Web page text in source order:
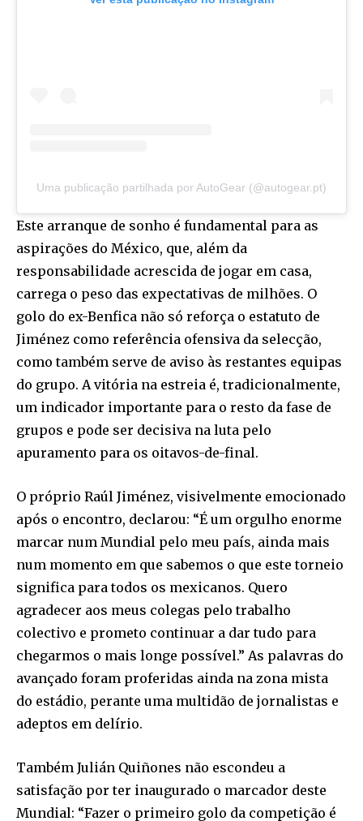
Uma publicação partilhada por AutoGear (@autogear.pt)
Este arranque de sonho é fundamental para as
aspirações do México, que, além da
responsabilidade acrescida de jogar em casa,
carrega o peso das expectativas de milhões. O
golo do ex-Benfica não só reforça o estatuto de
Jiménez como referência ofensiva da selecção,
como também serve de aviso às restantes equipas
do grupo. A vitória na estreia é, tradicionalmente,
um indicador importante para o resto da fase de
grupos e pode ser decisiva na luta pelo
apuramento para os oitavos-de-final.
O próprio Raúl Jiménez, visivelmente emocionado
após o encontro, declarou: “É um orgulho enorme
marcar num Mundial pelo meu país, ainda mais
num momento em que sabemos o que este torneio
significa para todos os mexicanos. Quero
agradecer aos meus colegas pelo trabalho
colectivo e prometo continuar a dar tudo para
chegarmos o mais longe possível.” As palavras do
avançado foram proferidas ainda na zona mista
do estádio, perante uma multidão de jornalistas e
adeptos em delírio.
Também Julián Quiñones não escondeu a
satisfação por ter inaugurado o marcador deste
Mundial: “Fazer o primeiro golo da competição é